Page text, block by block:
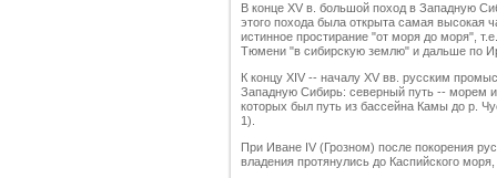
В конце XV в. большой поход в Западную
этого похода была открыта самая высокая
истинное простирание "от моря до моря",
Тюмени "в сибирскую землю" и дальше по
К концу XIV -- началу XV вв. русским
Западную Сибирь: северный путь -- морем
которых был путь из бассейна Камы до р.
1).
При Иване IV (Грозном) после покорения
владения протянулись до Каспийского